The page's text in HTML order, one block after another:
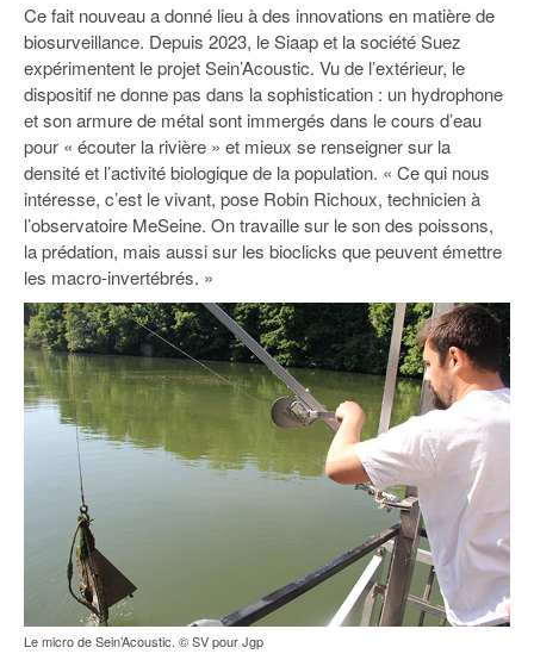
Ce fait nouveau a donné lieu à des innovations en matière de
biosurveillance. Depuis 2023, le Siaap et la société Suez
expérimentent le projet Sein’Acoustic. Vu de l’extérieur, le
dispositif ne donne pas dans la sophistication : un hydrophone
et son armure de métal sont immergés dans le cours d’eau
pour « écouter la rivière » et mieux se renseigner sur la
densité et l’activité biologique de la population. « Ce qui nous
intéresse, c’est le vivant, pose Robin Richoux, technicien à
l’observatoire MeSeine. On travaille sur le son des poissons,
la prédation, mais aussi sur les bioclicks que peuvent émettre
les macro-invertébrés. »
Le micro de Sein’Acoustic. © SV pour Jgp